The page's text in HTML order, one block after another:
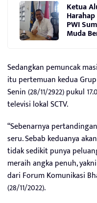
Ketua
PWI
Muda
Sedangkan pemuncak
itu pertemuan kedua
Senin (28/11/2922) pukul
televisi lokal SCTV.
“Sebenarnya
seru. Sebab keduanya
tidak sedikit punya
meraih angka penuh,
dari Forum Komunikasi
(28/11/2022).